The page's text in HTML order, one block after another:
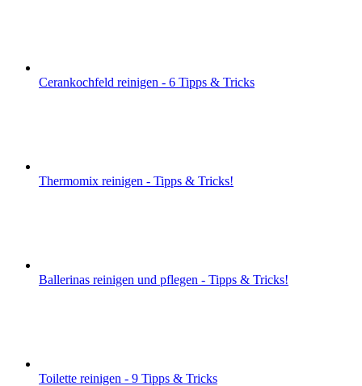
Cerankochfeld reinigen - 6 Tipps & Tricks
Thermomix reinigen - Tipps & Tricks!
Ballerinas reinigen und pflegen - Tipps & Tricks!
Toilette reinigen - 9 Tipps & Tricks